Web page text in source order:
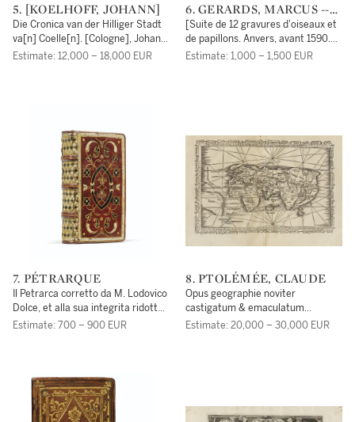
5. [KOELHOFF, JOHANN]
Die Cronica van der Hilliger Stadt
va[n] Coelle[n]. [Cologne], Johann
Koelhoff, [23 août 1499].
Estimate: 12,000 – 18,000 EUR
6. GERARDS, MARCUS --
PHILIPPE GALLE
[Suite de 12 gravures d'oiseaux et
de papillons. Anvers, avant 1590.
Incipit : Quintino a fossa,
Estimate: 1,000 – 1,500 EUR
7. PÉTRARQUE
Il Petrarca corretto da M. Lodovico
Dolce, et alla sua integrita ridotto.
Venise, Gabriel Giolito de Ferrari,
Estimate: 700 – 900 EUR
8. PTOLÉMÉE, CLAUDE
Opus geographie noviter
castigatum & emaculatum
additionibus raris et invisis.
Estimate: 20,000 – 30,000 EUR